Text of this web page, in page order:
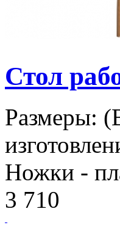
Стол
Размеры:
Ножки -
3 710